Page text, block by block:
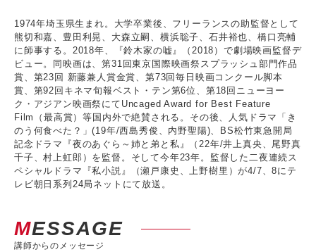
1974年埼玉県生まれ。大学卒業後、フリーランスの助監督として
熊切和嘉、豊田利晃、大森立嗣、横浜聡子、石井裕也、橋口亮輔
に師事する。2018年、『鈴木家の嘘』（2018）で劇場映画監督デ
ビュー。同映画は、第31回東京国際映画祭スプラッシュ部門作品
賞、第23回 新藤兼人賞金賞、第73回毎日映画コンクール脚本
賞、第92回キネマ旬報ベスト・テン第6位、第18回ニューヨー
ク・アジアン映画祭にてUncaged Award for Best Feature
Film（最高賞）等国内外で絶賛される。その後、人気ドラマ「き
のう何食べた？」(19年/西島秀俊、内野聖陽)、BS松竹東急開局
記念ドラマ『夜のあぐら～姉と弟と私』（22年/井上真央、尾野真
千子、村上虹郎）を監督。そして今年23年。監督した二夜連続ス
ペシャルドラマ『私小説』（瀬戸康史、上野樹里）が4/7、8にテ
レビ朝日系列24局ネットにて放送。
MESSAGE
講師からのメッセージ